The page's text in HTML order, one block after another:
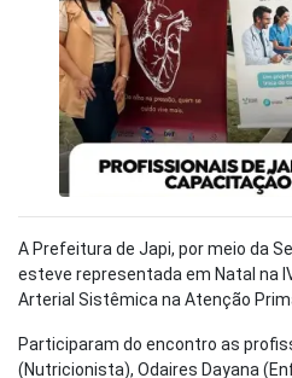
A Prefeitura de Japi, por meio da
esteve representada em Natal na
Arterial Sistêmica na Atenção
Participaram do encontro as
(Nutricionista), Odaires Dayana